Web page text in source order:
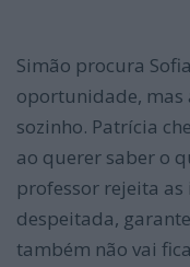
Simão procura
oportunidade, mas
sozinho. Patrícia
ao querer saber o
professor rejeita as
despeitada,
também não vai